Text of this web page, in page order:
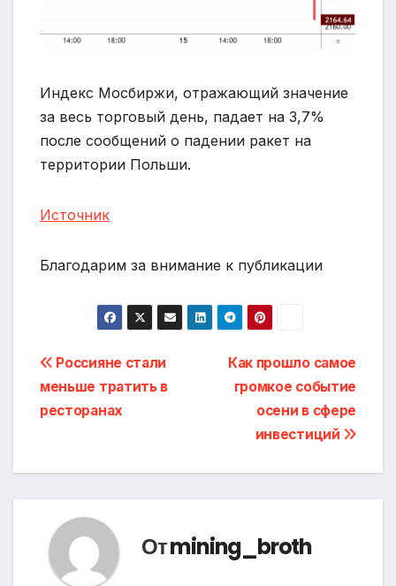
Индекс Мосбиржи, отражающий значение
за весь торговый день, падает на 3,7%
после сообщений о падении ракет на
территории Польши.
Источник
Благодарим за внимание к публикации
Навигация
по
Как прошло самое
громкое событие
осени в сфере
инвестиций
Россияне стали
меньше тратить в
ресторанах
Отmining_broth